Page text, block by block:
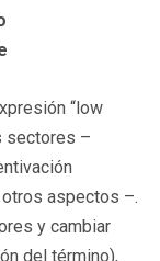
“low
sectores –
aspectos –.
y cambiar
del término),